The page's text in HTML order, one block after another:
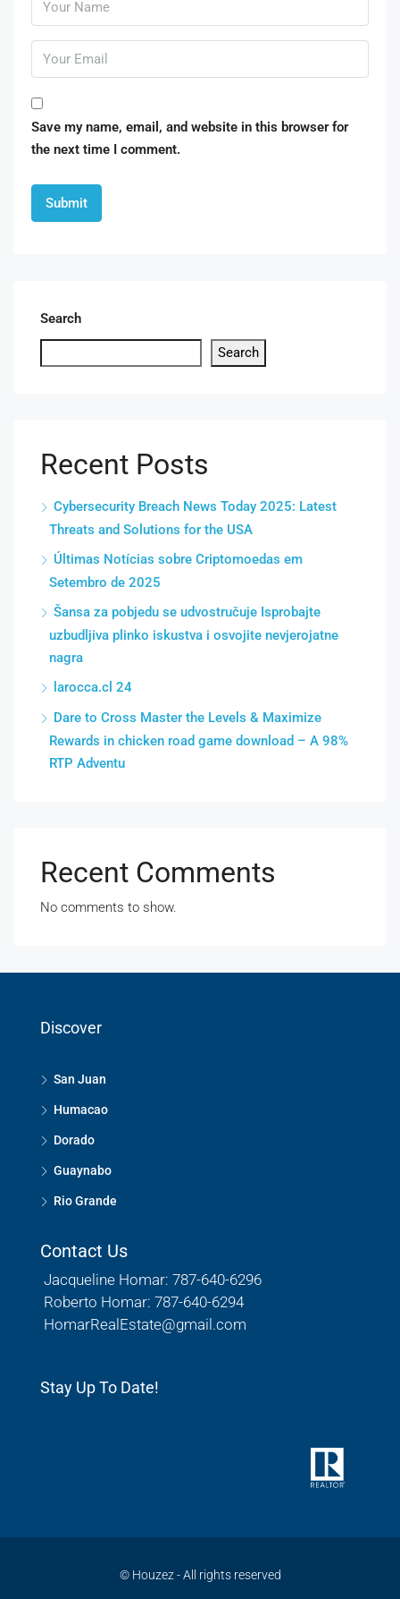
Save my name, email, and website in this browser for
the next time I comment.
Search
Search
Recent Posts
Cybersecurity Breach News Today 2025: Latest
Threats and Solutions for the USA
Últimas Notícias sobre Criptomoedas em
Setembro de 2025
Šansa za pobjedu se udvostručuje Isprobajte
uzbudljiva plinko iskustva i osvojite nevjerojatne
nagra
larocca.cl 24
Dare to Cross Master the Levels & Maximize
Rewards in chicken road game download – A 98%
RTP Adventu
Recent Comments
No comments to show.
Discover
San Juan
Humacao
Dorado
Guaynabo
Rio Grande
Contact Us
Jacqueline Homar: 787-640-6296
Roberto Homar: 787-640-6294
HomarRealEstate@gmail.com
Stay Up To Date!
© Houzez - All rights reserved